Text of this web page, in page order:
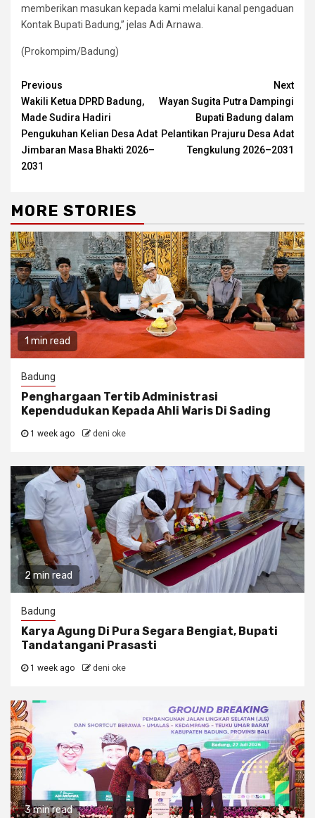
memberikan masukan kepada kami melalui kanal pengaduan
Kontak Bupati Badung,” jelas Adi Arnawa.
(Prokompim/Badung)
Continue
Reading
Previous
Wakili Ketua DPRD Badung,
Made Sudira Hadiri
Pengukuhan Kelian Desa Adat
Jimbaran Masa Bhakti 2026–
2031
Next
Wayan Sugita Putra Dampingi
Bupati Badung dalam
Pelantikan Prajuru Desa Adat
Tengkulung 2026–2031
MORE STORIES
1 min read
Badung
Penghargaan Tertib Administrasi
Kependudukan Kepada Ahli Waris Di Sading
1 week ago deni oke
2 min read
Badung
Karya Agung Di Pura Segara Bengiat, Bupati
Tandatangani Prasasti
1 week ago deni oke
3 min read